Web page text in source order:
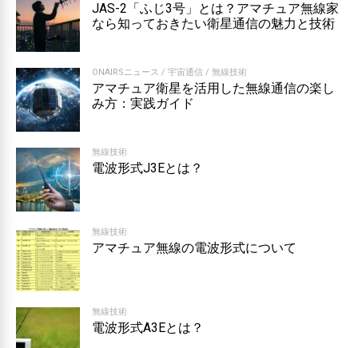
JAS-2「ふじ3号」とは？アマチュア無線家
なら知っておきたい衛星通信の魅力と技術
ONAIRSニュース / 宇宙通信 / 無線技術
アマチュア衛星を活用した無線通信の楽し
み方：実践ガイド
無線技術
電波形式J3Eとは？
無線技術
アマチュア無線の電波形式について
無線技術
電波形式A3Eとは？